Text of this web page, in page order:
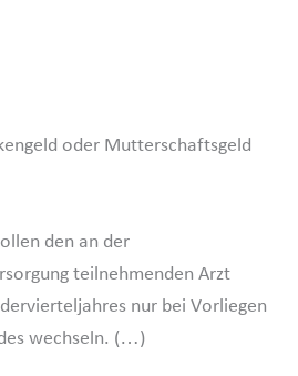
oder Mutterschaftsgeld
den an der
teilnehmenden Arzt
nur bei Vorliegen
wechseln. (…)